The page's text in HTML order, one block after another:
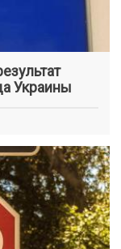
Украины